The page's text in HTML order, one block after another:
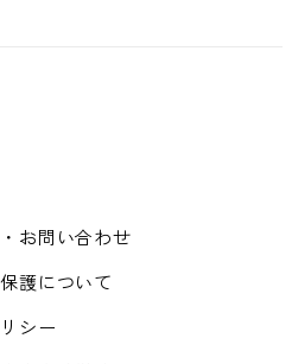
お問い合わせ
護について
シー